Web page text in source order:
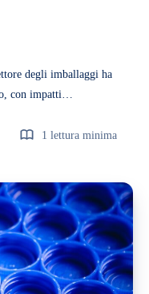
degli imballaggi ha
con impatti…
1 lettura minima